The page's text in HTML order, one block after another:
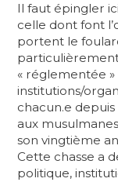
Il faut épingler
celle dont font
portent le
« réglementée »
institutions/
chacun.e
aux
son vingtième
Cette chasse a
politique,